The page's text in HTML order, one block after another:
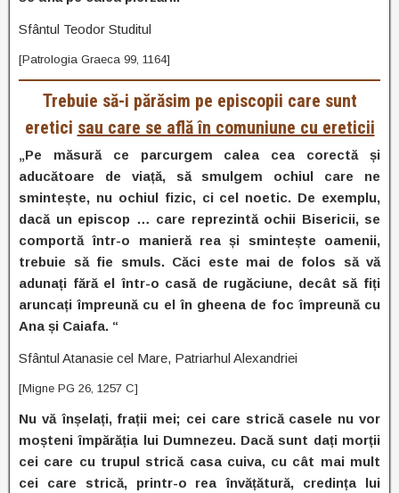
Sfântul Teodor Studitul
[Patrologia Graeca 99, 1164]
Trebuie să-i părăsim pe episcopii care sunt
eretici sau care se află în comuniune cu ereticii
„Pe măsură ce parcurgem calea cea corectă și
aducătoare de viață, să smulgem ochiul care ne
smintește, nu ochiul fizic, ci cel noetic. De exemplu,
dacă un episcop … care reprezintă ochii Bisericii, se
comportă într-o manieră rea și smintește oamenii,
trebuie să fie smuls. Căci este mai de folos să vă
adunați fără el într-o casă de rugăciune, decât să fiți
aruncați împreună cu el în gheena de foc împreună cu
Ana și Caiafa. “
Sfântul Atanasie cel Mare, Patriarhul Alexandriei
[Migne PG 26, 1257 C]
Nu vă înșelați, frații mei; cei care strică casele nu vor
moșteni împărăția lui Dumnezeu. Dacă sunt dați morții
cei care cu trupul strică casa cuiva, cu cât mai mult
cei care strică, printr-o rea învățătură, credința lui